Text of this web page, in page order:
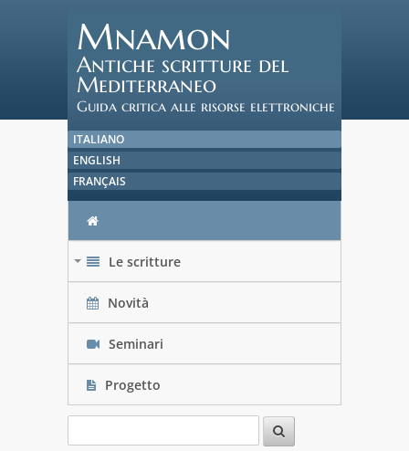
Mnamon
Antiche scritture del
Mediterraneo
Guida critica alle risorse elettroniche
ITALIANO
ENGLISH
FRANÇAIS
Le scritture
Novità
Seminari
Progetto